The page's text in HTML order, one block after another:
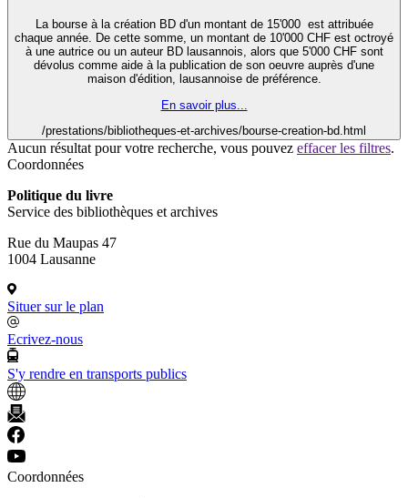
La bourse à la création BD d'un montant de 15'000 est attribuée
chaque année. De cette somme, un montant de 10'000 CHF est octroyé
à une autrice ou un auteur BD lausannois, alors que 5'000 CHF sont
dévolus comme aide à la publication de son oeuvre auprès d'une
maison d'édition, lausannoise de préférence.
En savoir plus...
/prestations/bibliotheques-et-archives/bourse-creation-bd.html
Aucun résultat pour votre recherche, vous pouvez effacer les filtres.
Coordonnées
Politique du livre
Service des bibliothèques et archives
Rue du Maupas 47
1004 Lausanne
Situer sur le plan
Ecrivez-nous
S'y rendre en transports publics
Coordonnées